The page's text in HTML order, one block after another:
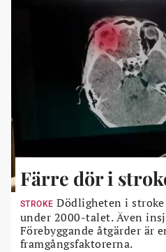
Färre dör i
STROKE Dödligheten i
under 2000-talet. Även
Förebyggande åtgärder är
framgångsfaktorerna.